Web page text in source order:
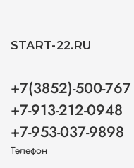
START-22.RU
+7(3852)-500-767
+7-913-212-0948
+7-953-037-9898
Телефон